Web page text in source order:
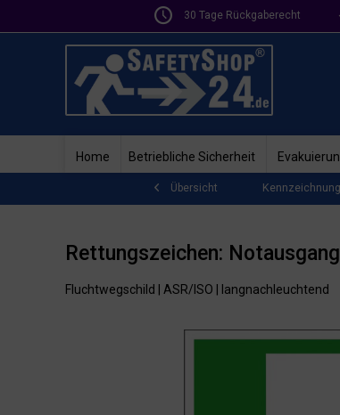
30 Tage Rückgaberecht
Home Betriebliche Sicherheit
Übersicht Kennzeichnung
Rettungszeichen:
Fluchtwegschild | ASR/ISO | langnachleuchtend